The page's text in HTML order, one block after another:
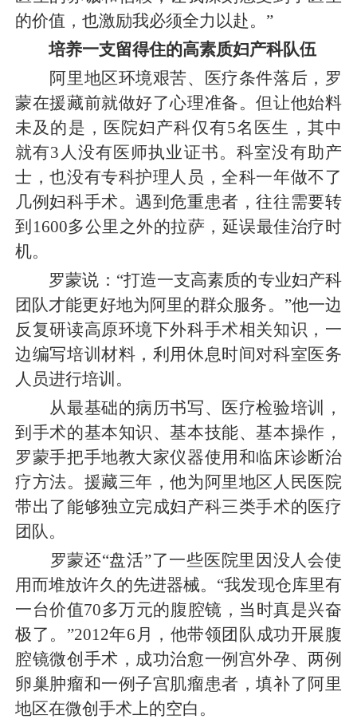
的价值，也激励我必须全力以赴。”
培养一支留得住的高素质妇产科队伍
阿里地区环境艰苦、医疗条件落后，罗
蒙在援藏前就做好了心理准备。但让他始料
未及的是，医院妇产科仅有5名医生，其中
就有3人没有医师执业证书。科室没有助产
士，也没有专科护理人员，全科一年做不了
几例妇科手术。遇到危重患者，往往需要转
到1600多公里之外的拉萨，延误最佳治疗时
机。
罗蒙说：“打造一支高素质的专业妇产科
团队才能更好地为阿里的群众服务。”他一边
反复研读高原环境下外科手术相关知识，一
边编写培训材料，利用休息时间对科室医务
人员进行培训。
从最基础的病历书写、医疗检验培训，
到手术的基本知识、基本技能、基本操作，
罗蒙手把手地教大家仪器使用和临床诊断治
疗方法。援藏三年，他为阿里地区人民医院
带出了能够独立完成妇产科三类手术的医疗
团队。
罗蒙还“盘活”了一些医院里因没人会使
用而堆放许久的先进器械。“我发现仓库里有
一台价值70多万元的腹腔镜，当时真是兴奋
极了。”2012年6月，他带领团队成功开展腹
腔镜微创手术，成功治愈一例宫外孕、两例
卵巢肿瘤和一例子宫肌瘤患者，填补了阿里
地区在微创手术上的空白。